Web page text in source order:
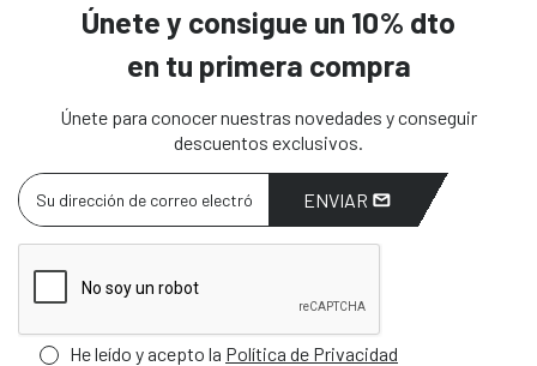
Únete y consigue un 10% dto
en tu primera compra
Únete para conocer nuestras novedades y conseguir
descuentos exclusivos.
ENVIAR
He leído y acepto la Política de Privacidad